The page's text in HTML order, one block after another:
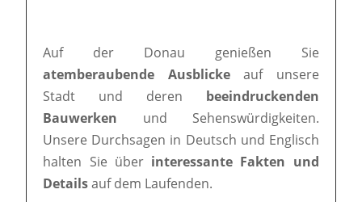
Auf der Donau genießen Sie
atemberaubende Ausblickeauf unsere
Stadt und deren beeindruckenden
Bauwerken und Sehenswürdigkeiten.
Unsere Durchsagen in Deutsch und Englisch
halten Sie über interessante Fakten und
Detailsauf dem Laufenden.